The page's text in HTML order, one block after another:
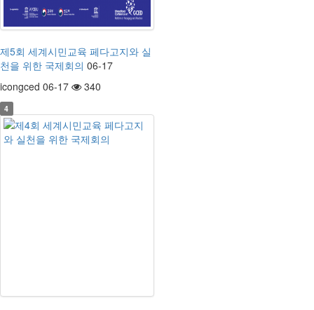
제5회 세계시민교육 페다고지와 실
천을 위한 국제회의 06-17
icongced 06-17
340
4